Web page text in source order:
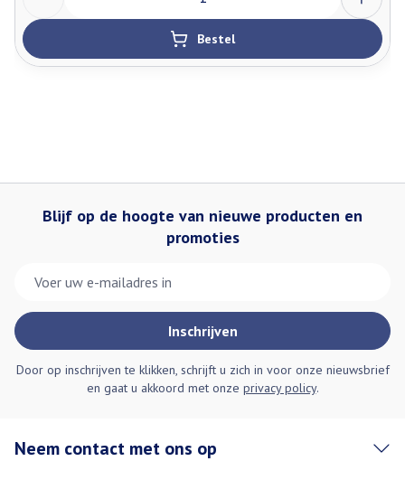
Bij onvakkundig gebruik en eigenmachtig aangebrachte
veranderingen vervalt elke aansprakelijkheid.
Bestel
Blijf op de hoogte van nieuwe producten en
promoties
Inschrijven
Door op inschrijven te klikken, schrijft u zich in voor onze nieuwsbrief
en gaat u akkoord met onze privacy policy.
Neem contact met ons op